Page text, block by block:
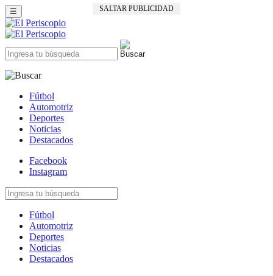
SALTAR PUBLICIDAD
☰
Fútbol
Automotriz
Deportes
Noticias
Destacados
Facebook
Instagram
Fútbol
Automotriz
Deportes
Noticias
Destacados